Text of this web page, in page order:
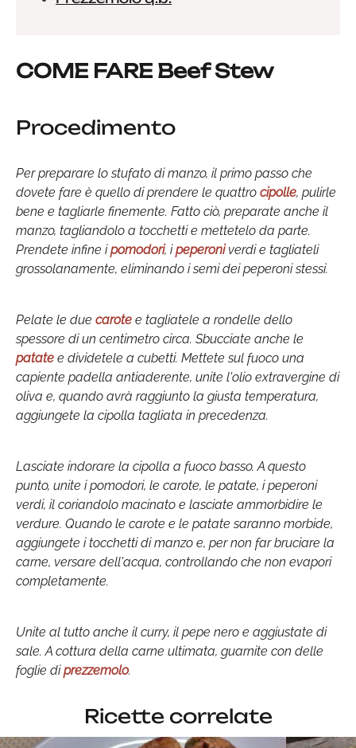
COME FARE Beef Stew
Procedimento
Per preparare lo stufato di manzo, il primo passo che
dovete fare è quello di prendere le quattro cipolle, pulirle
bene e tagliarle finemente. Fatto ciò, preparate anche il
manzo, tagliandolo a tocchetti e mettetelo da parte.
Prendete infine ipomodori, ipeperoniverdi e tagliateli
grossolanamente, eliminando i semi dei peperoni stessi.
Pelate le due carote e tagliatele a rondelle dello
spessore di un centimetro circa. Sbucciate anche le
patate e dividetele a cubetti. Mettete sul fuoco una
capiente padella antiaderente, unite l'olio extravergine di
oliva e, quando avrà raggiunto la giusta temperatura,
aggiungete la cipolla tagliata in precedenza.
Lasciate indorare la cipolla a fuoco basso. A questo
punto, unite i pomodori, le carote, le patate, i peperoni
verdi, il coriandolo macinato e lasciate ammorbidire le
verdure. Quando le carote e le patate saranno morbide,
aggiungete i tocchetti di manzo e, per non far bruciare la
carne, versare dell'acqua, controllando che non evapori
completamente.
Unite al tutto anche il curry, il pepe nero e aggiustate di
sale. A cottura della carne ultimata, guarnite con delle
foglie diprezzemolo.
Ricette correlate